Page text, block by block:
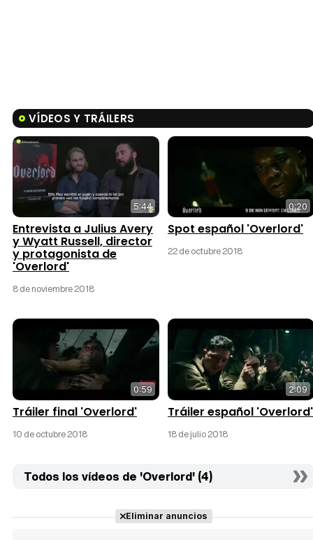
VÍDEOS Y TRÁILERS
5:44
Entrevista a Julius Avery
y Wyatt Russell, director
y protagonista de
'Overlord'
8 de noviembre 2018
0:20
Spot español 'Overlord'
22 de octubre 2018
0:59
Tráiler final 'Overlord'
10 de octubre 2018
2:09
Tráiler español 'Overlord'
18 de julio 2018
Todos los vídeos de 'Overlord' (4)
Eliminar anuncios